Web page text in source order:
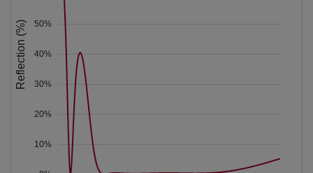
10%
20%
30%
40%
50%
Reflection (%)